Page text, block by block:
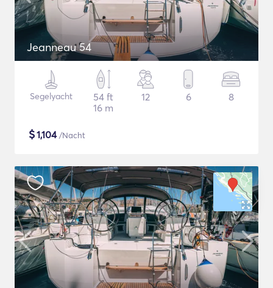
Jeanneau 54
Segelyacht
54 ft
16 m
12 6 8
$1,104/Nacht